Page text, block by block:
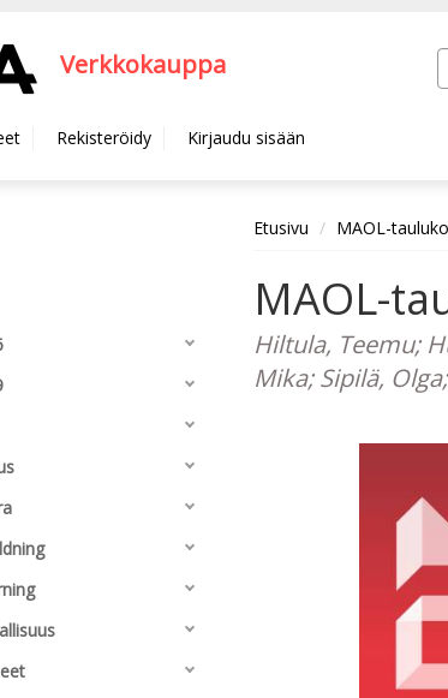
Verkkokauppa
Rekisteröidy Kirjaudu sisään
Etusivu MAOL-
MAOL-
Hiltula, Teemu;
Mika; Sipilä,